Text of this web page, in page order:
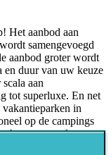
Het aanbod aan
samengevoegd
aanbod groter wordt
en duur van uw keuze
aan
tot superluxe. En net
in
op de campings
het personeel van
werken vanuit